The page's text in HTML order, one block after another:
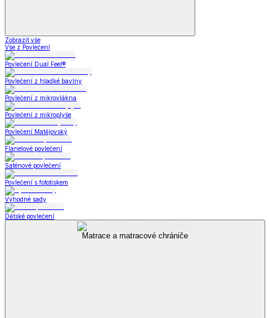
Zobrazit vše
Vše z Povlečení
Povlečení Dual Feel®
Povlečení z hladké bavlny
Povlečení z mikrovlákna
Povlečení z mikroplyše
Povlečení Matějovský
Flanelové povlečení
Saténové povlečení
Povlečení s fototiskem
Výhodné sady
Dětské povlečení
Matrace a matracové chrániče